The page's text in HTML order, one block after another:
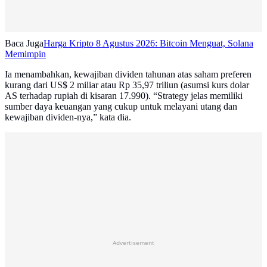
Baca JugaHarga Kripto 8 Agustus 2026: Bitcoin Menguat, Solana
Memimpin
Ia menambahkan, kewajiban dividen tahunan atas saham preferen
kurang dari US$ 2 miliar atau Rp 35,97 triliun (asumsi kurs dolar
AS terhadap rupiah di kisaran 17.990). “Strategy jelas memiliki
sumber daya keuangan yang cukup untuk melayani utang dan
kewajiban dividen-nya,” kata dia.
Advertisement